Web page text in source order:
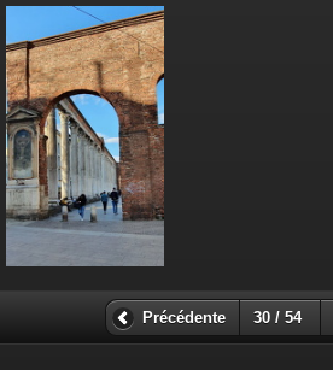
Précédente 30 / 54